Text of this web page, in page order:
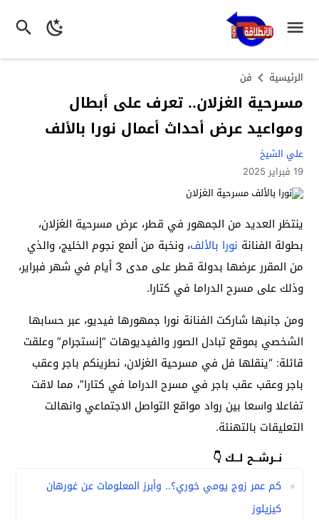
الرئيسية فن
مسرحية الغزلان.. تعرف على أبطال
ومواعيد عرض أحداث أعمال نورا بالألف
علي الشيخ
19 فبراير 2025
ينتظر العديد من الجمهور في قطر، عرض مسرحية الغزلان،
بطولة الفنانة نورا بالألف، ونخبة من ألمع نجوم الخليج، والذي
من المقرر عرضها بدولة قطر على مدى 3 أيام في شهر فبراير،
وذلك على مسرح الدراما في كتارا.
ومن جانبها شاركت الفنانة نورا جمهورها فيديو، عبر حسابها
الشخصي بموقع تبادل الصور والفيديوهات “إنستجرام” وعلقت
قائلة: “ينقلها فل في مسرحية الغزلان، نطرينكم باجر وعقب
باجر وعقب عقب باجر في مسرح الدراما في كتارا”، مما لاقت
تفاعلا واسعا بين رواد مواقع التواصل الاجتماعي وانهالت
التعليقات بالتهنئة.
نــرشــح لــك 👇
كم عمر زوج يومي خوري؟.. وأبرز المعلومات عن غورهان
كيزيلوز